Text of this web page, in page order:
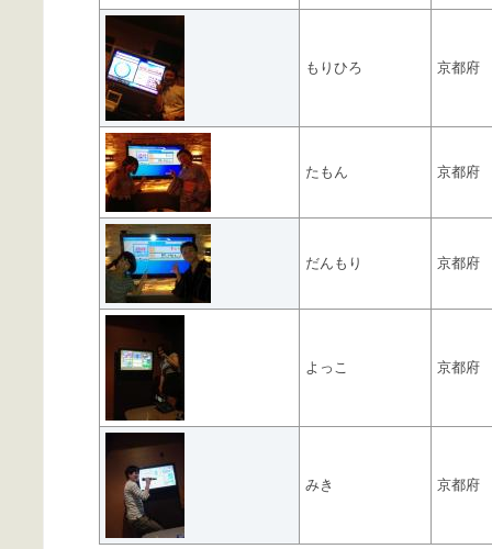
もりひろ 京都府
たもん 京都府
だんもり 京都府
よっこ 京都府
みき 京都府